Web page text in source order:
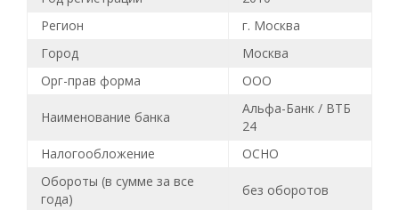
Регион
г. Москва
Город
Москва
Орг-прав форма
ООО
Наименование банка
Альфа-Банк / ВТБ
24
Налогообложение
ОСНО
Обороты (в сумме за все
года)
без оборотов